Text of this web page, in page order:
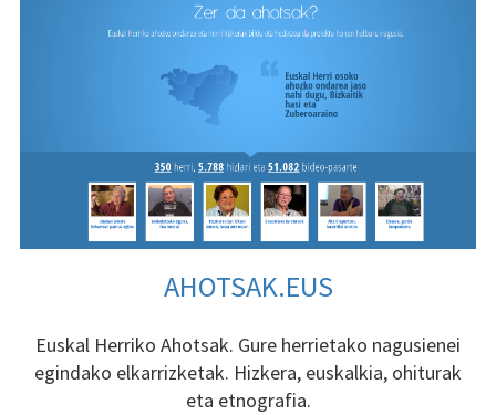
AHOTSAK.EUS
Euskal Herriko Ahotsak. Gure herrietako nagusienei
egindako elkarrizketak. Hizkera, euskalkia, ohiturak
eta etnografia.